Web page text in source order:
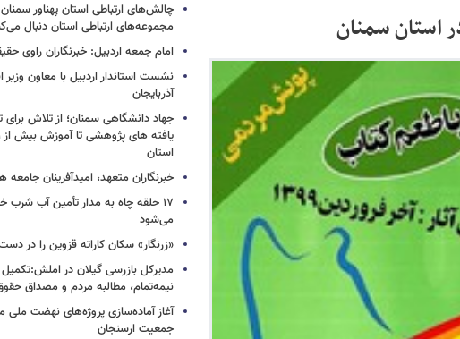
استان سمنان
چالش‌های ارتباطی استان پهناور
مجموعه‌های ارتباطی استان دنبال
امام جمعه اردبیل: خبرنگاران راوی
نشست استاندار اردبیل با معاون
آذربایجان
جهاد دانشگاهی سمنان؛ از تلاش
استان
خبرنگاران متعهد، امیدآفرینان جامعه
۱۷ حلقه چاه به مدار تأمین آب شرب
می‌شود
«زرنگار» سکان کاراته قزوین را در
مدیرکل بازرسی گیلان در املش:تکمیل
نیمه‌تمام، مطالبه مردم و مصداق
آغاز آماده‌سازی پروژه‌های نهضت
جمعیت ارسنجان